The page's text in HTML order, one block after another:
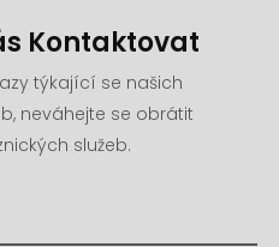
Kontaktovat
týkající se našich
neváhejte se obrátit
služeb.